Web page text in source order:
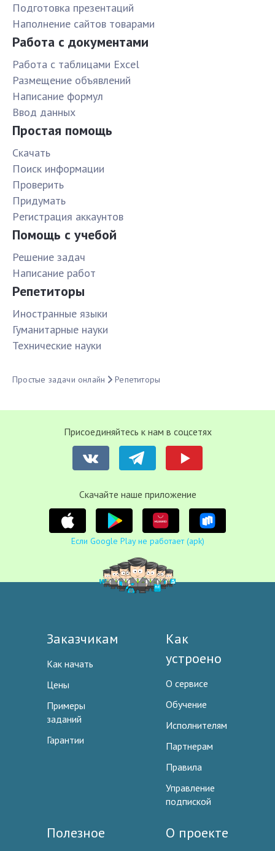
Подготовка презентаций
Наполнение сайтов товарами
Работа с документами
Работа с таблицами Excel
Размещение объявлений
Написание формул
Ввод данных
Простая помощь
Скачать
Поиск информации
Проверить
Придумать
Pегистрация аккаунтов
Помощь с учебой
Решение задач
Написание работ
Репетиторы
Иностранные языки
Гуманитарные науки
Технические науки
Простые задачи онлайн Репетиторы
Присоединяйтесь к нам в соцсетях
Cкачайте наше приложение
Если Google Play не работает (apk)
Заказчикам
Как начать
Цены
Примеры
заданий
Гарантии
Как
устроено
О сервисе
Обучение
Исполнителям
Партнерам
Правила
Управление
подпиской
Полезное О проекте